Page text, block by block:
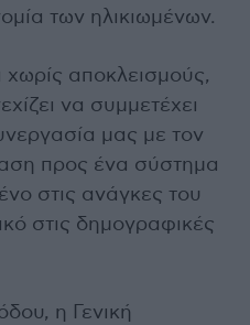
των ηλικιωμένων.
αποκλεισμούς,
να συμμετέχει
μας με τον
προς ένα σύστημα
στις ανάγκες του
στις δημογραφικές
η Γενική